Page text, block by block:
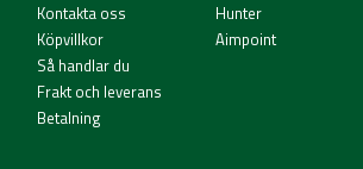
Kontakta oss
Köpvillkor
Så handlar du
Frakt och leverans
Betalning
Hunter
Aimpoint